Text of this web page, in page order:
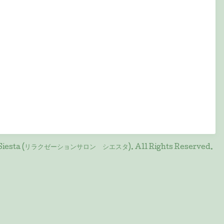
(リラクゼーションサロン シエスタ). All Rights Reserved.